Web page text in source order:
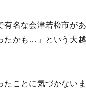
有名な会津若松市があ
たかも…」という大越
ことに気づかないま